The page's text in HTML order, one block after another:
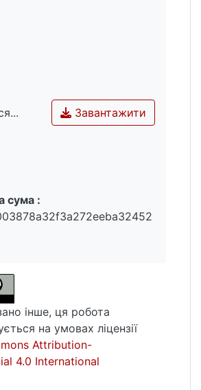
Завантажити
сума :
інше, ця робота
на умовах ліцензії
Attribution-
4.0 International